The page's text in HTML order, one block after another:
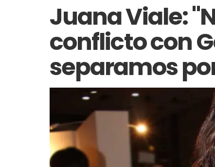
Juana Viale:
conflicto con
separamos